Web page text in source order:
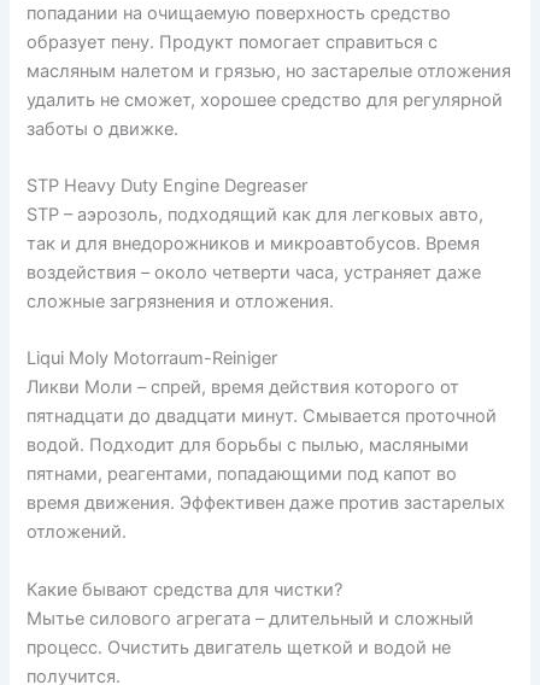
попадании на очищаемую поверхность средство
образует пену. Продукт помогает справиться с
масляным налетом и грязью, но застарелые отложения
удалить не сможет, хорошее средство для регулярной
заботы о движке.
STP Heavy Duty Engine Degreaser
STP – аэрозоль, подходящий как для легковых авто,
так и для внедорожников и микроавтобусов. Время
воздействия – около четверти часа, устраняет даже
сложные загрязнения и отложения.
Liqui Moly Motorraum-Reiniger
Ликви Моли – спрей, время действия которого от
пятнадцати до двадцати минут. Смывается проточной
водой. Подходит для борьбы с пылью, масляными
пятнами, реагентами, попадающими под капот во
время движения. Эффективен даже против застарелых
отложений.
Какие бывают средства для чистки?
Мытье силового агрегата – длительный и сложный
процесс. Очистить двигатель щеткой и водой не
получится.